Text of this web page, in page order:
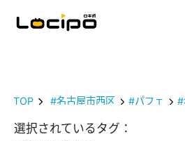
TOP #名古屋市西区 #パフェ #
選択されているタグ：